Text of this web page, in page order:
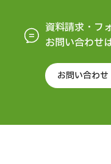
資料請求・フ
お問い合わせ
お問い合わせ